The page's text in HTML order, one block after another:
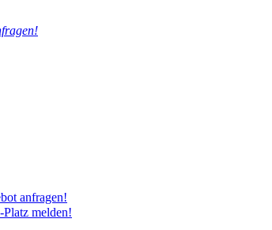
anfragen!
melden!